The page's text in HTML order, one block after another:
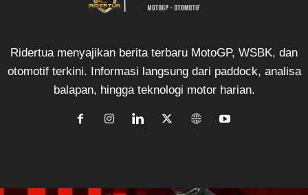
Ridertua menyajikan berita terbaru MotoGP, WSBK, dan
otomotif terkini. Informasi langsung dari paddock, analisa
balapan, hingga teknologi motor harian.